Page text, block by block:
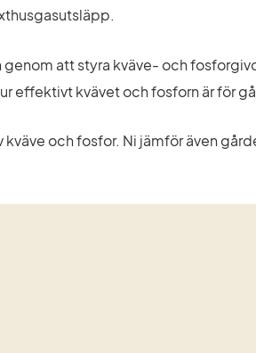
att styra kväve- och
effektivt kvävet och fosforn är för
och fosfor. Ni jämför även